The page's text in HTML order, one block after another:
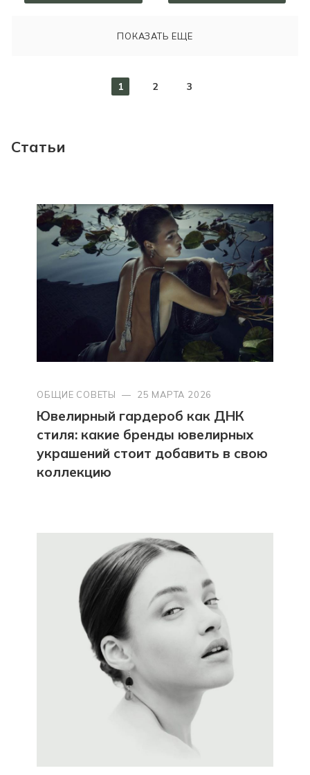
ПОКАЗАТЬ ЕЩЕ
1 2 3
Статьи
ОБЩИЕ СОВЕТЫ — 25 МАРТА 2026
Ювелирный гардероб как ДНК
стиля: какие бренды ювелирных
украшений стоит добавить в свою
коллекцию